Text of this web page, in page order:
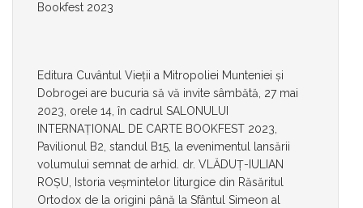
Bookfest 2023
Editura Cuvântul Vieții a Mitropoliei Munteniei și
Dobrogei are bucuria să vă invite sâmbătă, 27 mai
2023, orele 14, în cadrul SALONULUI
INTERNAȚIONAL DE CARTE BOOKFEST 2023,
Pavilionul B2, standul B15, la evenimentul lansării
volumului semnat de arhid. dr. VLĂDUŢ-IULIAN
ROŞU, Istoria veșmintelor liturgice din Răsăritul
Ortodox de la origini până la Sfântul Simeon al